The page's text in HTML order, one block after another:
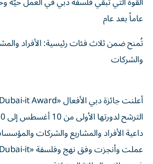
عاماً بعد عام
تُمنح ضمن ثلاث فئات رئيسية: الأفراد
والشركات
داعية الأفراد والمشاريع والشركات